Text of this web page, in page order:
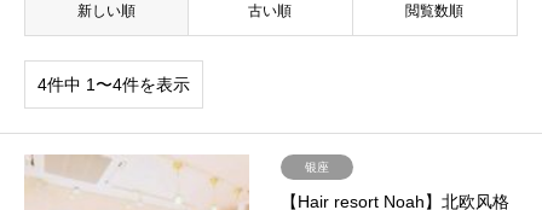
新しい順 古い順 閲覧数順
4件中 1〜4件を表示
银座
【Hair resort Noah】北欧风格